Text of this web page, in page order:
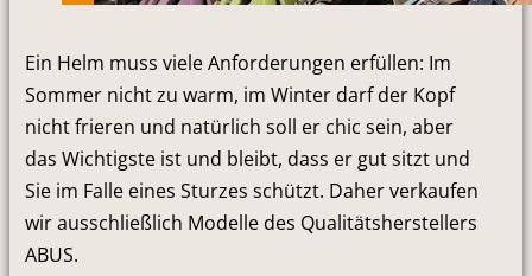
Ein Helm muss viele Anforderungen erfüllen: Im
Sommer nicht zu warm, im Winter darf der Kopf
nicht frieren und natürlich soll er chic sein, aber
das Wichtigste ist und bleibt, dass er gut sitzt und
Sie im Falle eines Sturzes schützt. Daher verkaufen
wir ausschließlich Modelle des Qualitätsherstellers
ABUS.